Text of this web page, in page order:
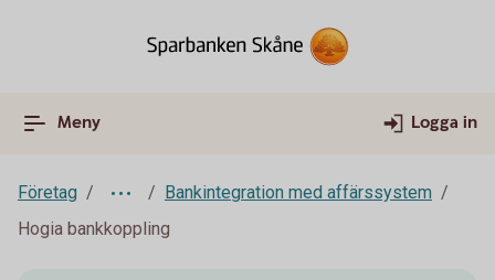
Meny Logga in
Företag
Bankintegration med affärssystem
Hogia bankkoppling